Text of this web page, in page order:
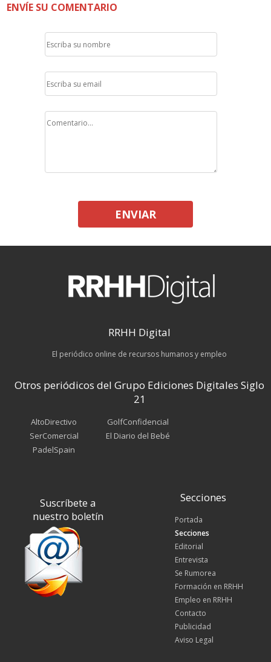
ENVÍE SU COMENTARIO
ENVIAR
RRHH Digital
El periódico online de recursos humanos y empleo
Otros periódicos del Grupo Ediciones Digitales Siglo
21
AltoDirectivo
SerComercial
PadelSpain
GolfConfidencial
El Diario del Bebé
Suscríbete a
nuestro boletín
Secciones
Portada
Secciones
Editorial
Entrevista
Se Rumorea
Formación en RRHH
Empleo en RRHH
Contacto
Publicidad
Aviso Legal